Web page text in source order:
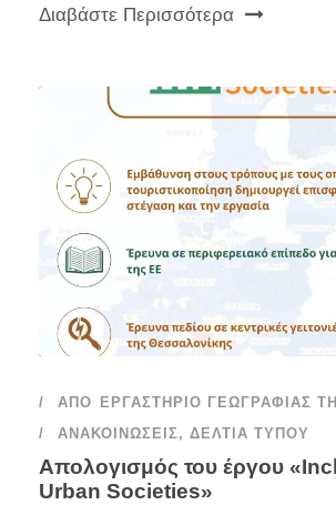
Διαβάστε Περισσότερα
ΑΠΌ
ΕΡΓΑΣΤΉΡΙΟ ΓΕΩΓΡΑΦΊΑΣ
ΑΝΑΚΟΙΝΏΣΕΙΣ, ΔΕΛΤΊΑ ΤΎΠΟΥ
Απολογισμός του έργου
Urban Societies»